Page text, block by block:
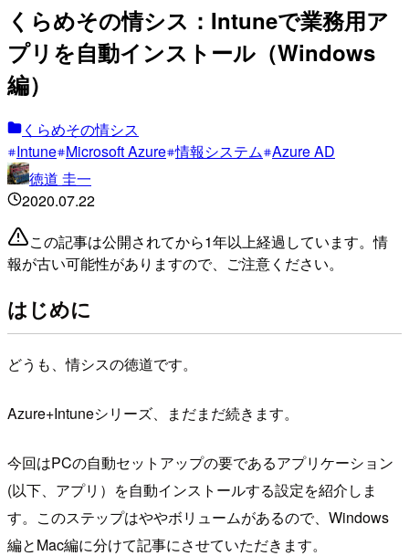
くらめその情シス：Intuneで業務用ア
プリを自動インストール（Windows
編）
くらめその情シス
Intune Microsoft Azure 情報システム Azure AD
徳道 圭一
2020.07.22
この記事は公開されてから1年以上経過しています。情
報が古い可能性がありますので、ご注意ください。
はじめに
どうも、情シスの徳道です。
Azure+Intuneシリーズ、まだまだ続きます。
今回はPCの自動セットアップの要であるアプリケーション
(以下、アプリ）を自動インストールする設定を紹介しま
す。このステップはややボリュームがあるので、Windows
編とMac編に分けて記事にさせていただきます。